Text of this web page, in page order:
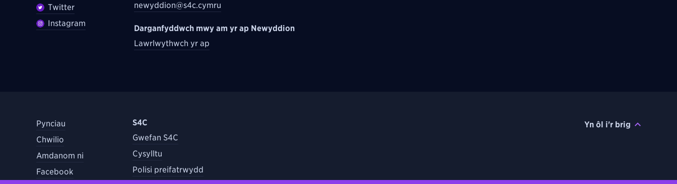
Twitter
Instagram
newyddion@s4c.cymru
Darganfyddwch mwy am yr ap Newyddion
Lawrlwythwch yr ap
Pynciau
Chwilio
Amdanom ni
Facebook
S4C
Gwefan S4C
Cysylltu
Polisi preifatrwydd
Yn ôl i'r brig